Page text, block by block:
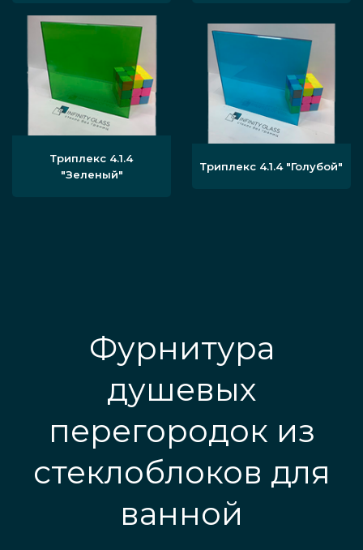
Триплекс 4.1.4
"Зеленый"
Триплекс 4.1.4 "Голубой"
Фурнитура
душевых
перегородок из
стеклоблоков для
ванной